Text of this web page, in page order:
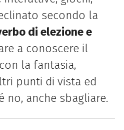
secondo la
di elezione e
a conoscere il
la fantasia,
punti di vista ed
no, anche sbagliare.